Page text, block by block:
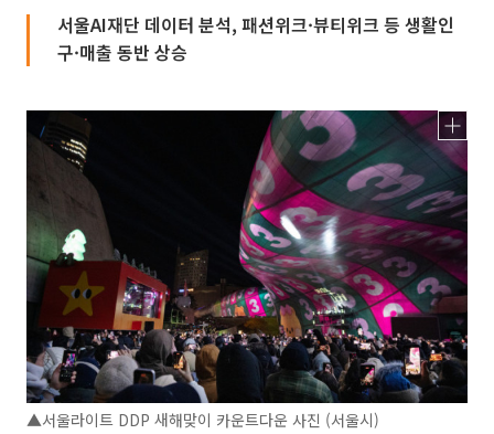
서울AI재단 데이터 분석, 패션위크·뷰티위크 등 생활인
구·매출 동반 상승
▲서울라이트 DDP 새해맞이 카운트다운 사진 (서울시)